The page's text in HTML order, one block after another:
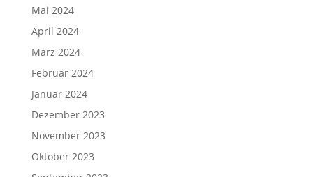
Mai 2024
April 2024
März 2024
Februar 2024
Januar 2024
Dezember 2023
November 2023
Oktober 2023